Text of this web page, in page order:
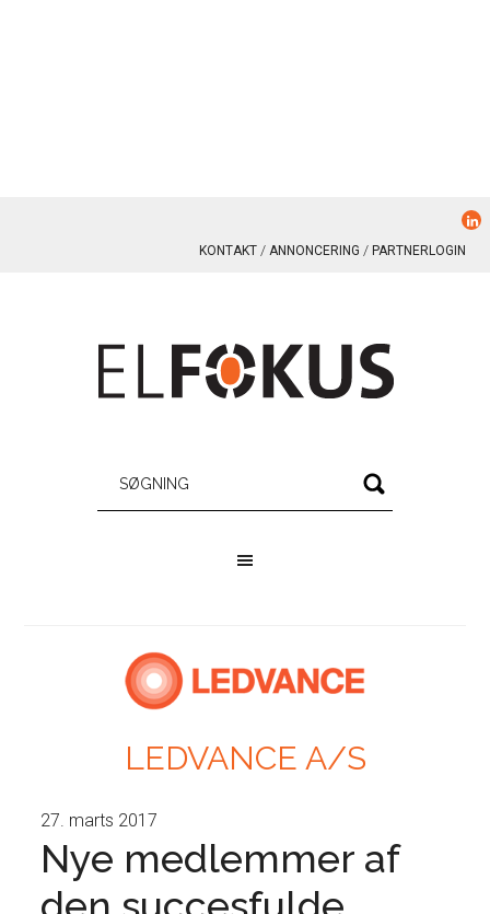
KONTAKT ANNONCERING PARTNERLOGIN
LEDVANCE A/S
27. marts 2017
Nye medlemmer af